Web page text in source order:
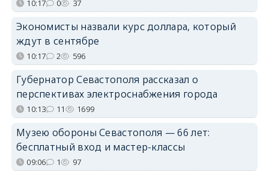
10:17 0 37
Экономисты назвали курс доллара, который
ждут в сентябре
10:17 2 596
Губернатор Севастополя рассказал о
перспективах электроснабжения города
10:13 11 1699
Музею обороны Севастополя — 66 лет:
бесплатный вход и мастер-классы
09:06 1 97